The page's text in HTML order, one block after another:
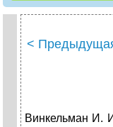
<
Винкельман И.